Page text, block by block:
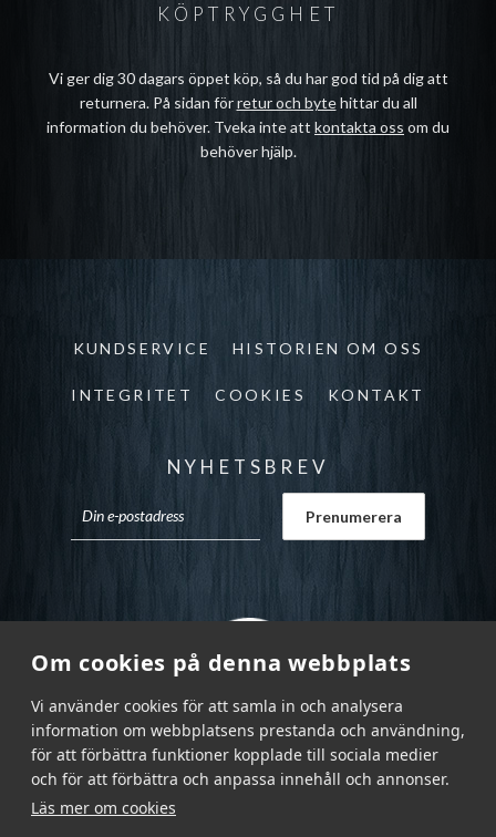
Om cookies på denna webbplats
Vi använder cookies för att samla in och analysera
information om webbplatsens prestanda och användning,
för att förbättra funktioner kopplade till sociala medier
och för att förbättra och anpassa innehåll och annonser.
Läs mer om cookies
KÖPTRYGGHET
Vi ger dig 30 dagars öppet köp, så du har god tid på dig att
returnera. På sidan förretur och bytehittar du all
information du behöver. Tveka inte att kontakta oss om du
behöver hjälp.
KUNDSERVICE HISTORIEN OM OSS
INTEGRITET COOKIES KONTAKT
NYHETSBREV